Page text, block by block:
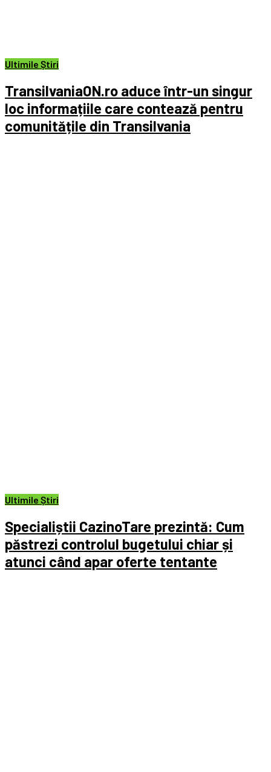
Ultimile Știri
TransilvaniaON.ro aduce într-un singur
loc informațiile care contează pentru
comunitățile din Transilvania
Ultimile Știri
Specialiștii CazinoTare prezintă: Cum
păstrezi controlul bugetului chiar și
atunci când apar oferte tentante